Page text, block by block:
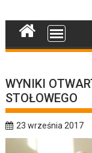
WYNIKI
STOŁOWEGO
23 września 2017